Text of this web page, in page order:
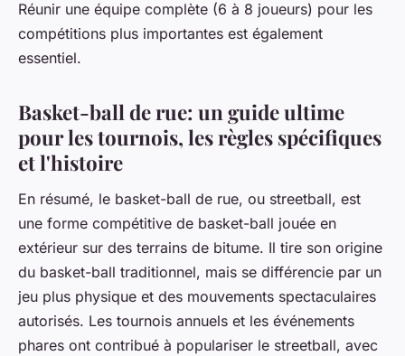
Réunir une équipe complète (6 à 8 joueurs) pour les
compétitions plus importantes est également
essentiel.
Basket-ball de rue: un guide ultime
pour les tournois, les règles spécifiques
et l'histoire
En résumé, le basket-ball de rue, ou streetball, est
une forme compétitive de basket-ball jouée en
extérieur sur des terrains de bitume. Il tire son origine
du basket-ball traditionnel, mais se différencie par un
jeu plus physique et des mouvements spectaculaires
autorisés. Les tournois annuels et les événements
phares ont contribué à populariser le streetball, avec